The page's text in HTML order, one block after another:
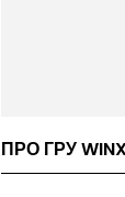
ПРО ГРУ WINX